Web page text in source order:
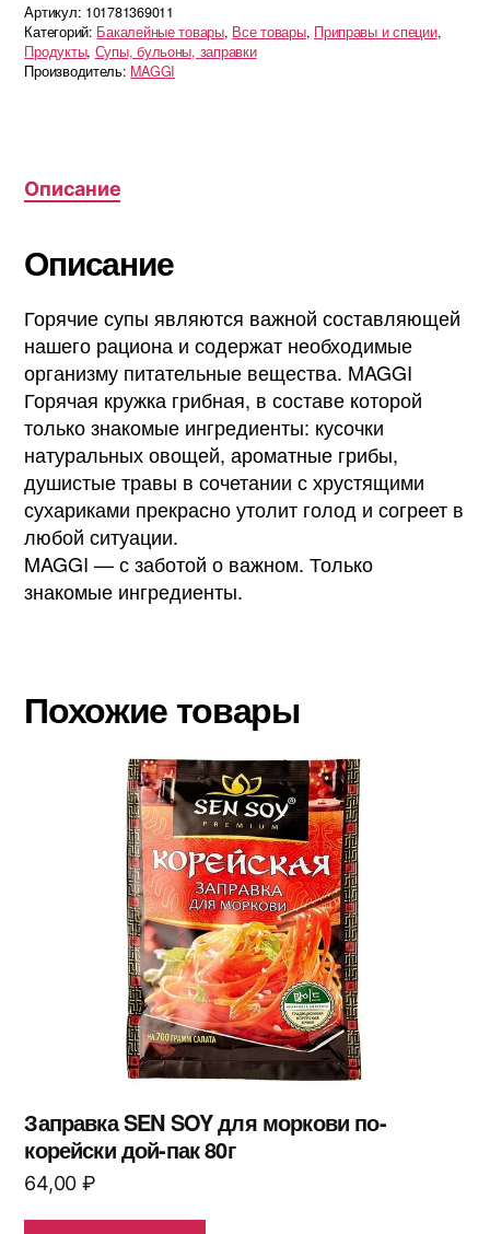
Артикул: 101781369011
Категорий: Бакалейные товары, Все товары, Приправы и специи,
Продукты, Супы, бульоны, заправки
Производитель: MAGGI
Описание
Описание
Горячие супы являются важной составляющей
нашего рациона и содержат необходимые
организму питательные вещества. MAGGI
Горячая кружка грибная, в составе которой
только знакомые ингредиенты: кусочки
натуральных овощей, ароматные грибы,
душистые травы в сочетании с хрустящими
сухариками прекрасно утолит голод и согреет в
любой ситуации.
MAGGI — с заботой о важном. Только
знакомые ингредиенты.
Похожие товары
Заправка SEN SOY для моркови по-
корейски дой-пак 80г
64,00 ₽